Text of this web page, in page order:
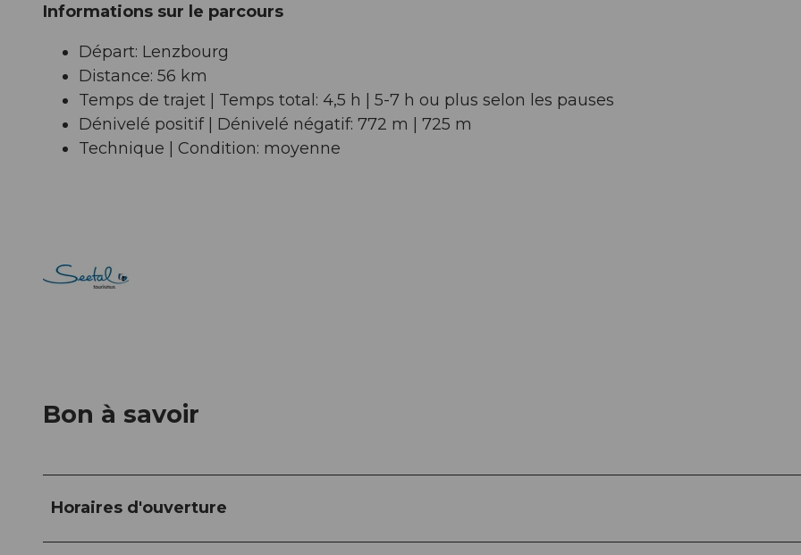
Informations sur le parcours
Départ: Lenzbourg
Distance: 56 km
Temps de trajet | Temps total: 4,5 h | 5-7 h ou plus selon les pauses
Dénivelé positif | Dénivelé négatif: 772 m | 725 m
Technique | Condition: moyenne
Bon à savoir
Horaires d'ouverture